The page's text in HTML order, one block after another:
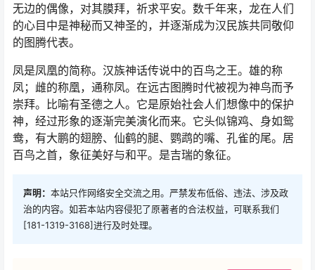
无边的偶像，对其膜拜，祈求平安。数千年来，龙在人们
的心目中是神秘而又神圣的，并逐渐成为汉民族共同敬仰
的图腾代表。
凤是凤凰的简称。汉族神话传说中的百鸟之王。雄的称
凤；雌的称凰，通称凤。在远古图腾时代被视为神鸟而予
崇拜。比喻有圣德之人。它是原始社会人们想像中的保护
神，经过形象的逐渐完美演化而来。它头似锦鸡、身如鸳
鸯，有大鹏的翅膀、仙鹤的腿、鹦鹉的嘴、孔雀的尾。居
百鸟之首，象征美好与和平。是吉瑞的象征。
声明： 本站只作网络安全交流之用。严禁发布低俗、违法、涉及政
治的内容。如若本站内容侵犯了原著者的合法权益，可联系我们
[181-1319-3168]进行及时处理。